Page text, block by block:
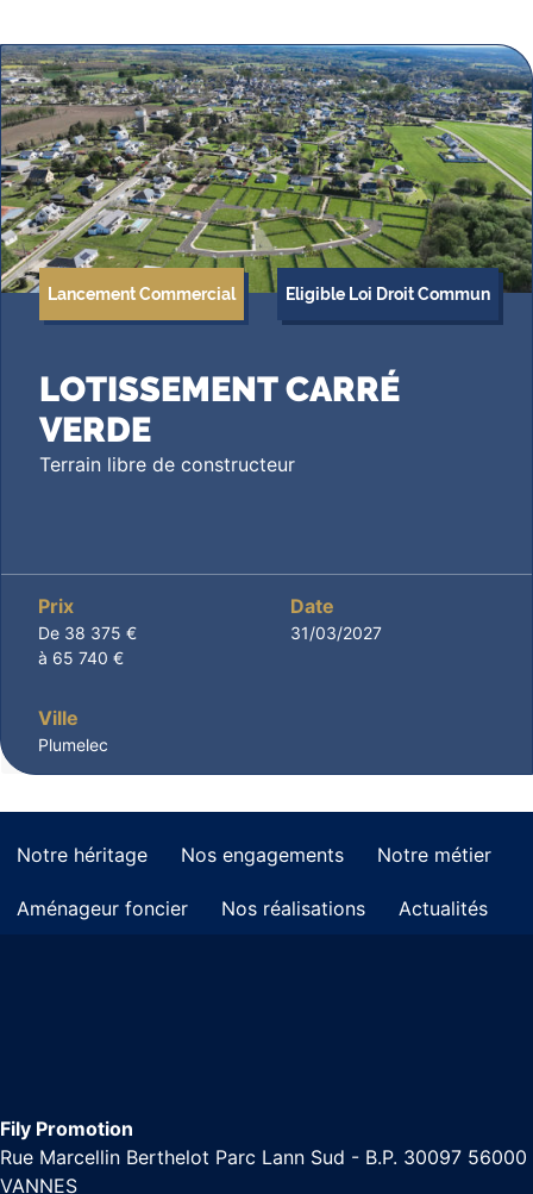
Lancement Commercial Eligible Loi Droit Commun
LOTISSEMENT CARRÉ
VERDE
Terrain libre de constructeur
Prix
De 38 375 €
à 65 740 €
Date
31/03/2027
Ville
Plumelec
Notre héritage Nos engagements Notre métier
Aménageur foncier Nos réalisations Actualités
Fily Promotion
Rue Marcellin Berthelot Parc Lann Sud - B.P. 30097 56000
VANNES